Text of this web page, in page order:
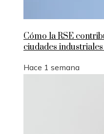
Cómo la RSE
ciudades
Hace 1 semana